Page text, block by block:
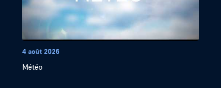
4 août 2026
Météo